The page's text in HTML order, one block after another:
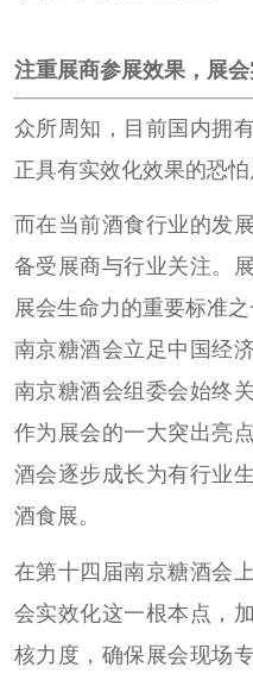
注重展商参展效果，展
众所周知，目前国内拥
正具有实效化效果的恐怕
而在当前酒食行业的发
备受展商与行业关注。
展会生命力的重要标准之
南京糖酒会立足中国经
南京糖酒会组委会始终
作为展会的一大突出亮
酒会逐步成长为有行业
酒食展。
在第十四届南京糖酒会
会实效化这一根本点，
核力度，确保展会现场